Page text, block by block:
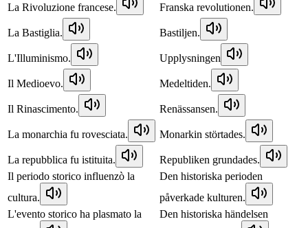
La Rivoluzione francese. Franska revolutionen.
La Bastiglia. Bastiljen.
L'Illuminismo. Upplysningen
Il Medioevo. Medeltiden.
Il Rinascimento. Renässansen.
La monarchia fu rovesciata. Monarkin störtades.
La repubblica fu istituita.
Republiken grundades.
Il periodo storico influenzò la
cultura.
Den historiska perioden
påverkade kulturen.
L'evento storico ha plasmato la
Den historiska händelsen